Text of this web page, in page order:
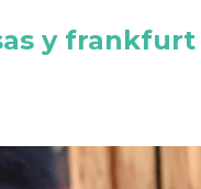
y frankfurt